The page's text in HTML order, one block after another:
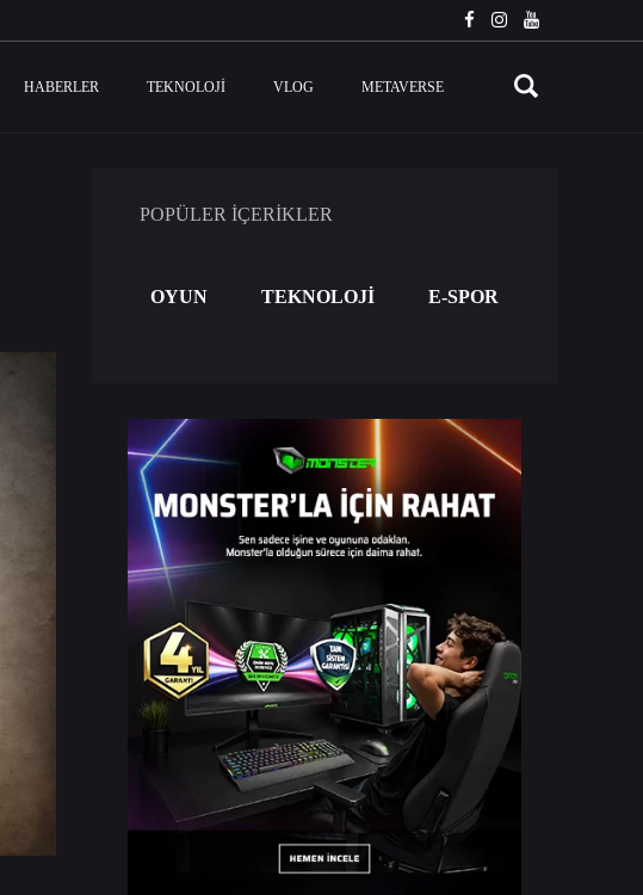
HABERLER TEKNOLOJI VLOG METAVERSE
POPÜLER İÇERİKLER
OYUN TEKNOLOJİ E-SPOR